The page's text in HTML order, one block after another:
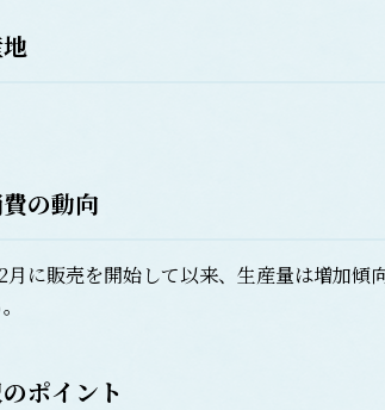
の動向
に販売を開始して以来、生産量は増加傾
ポイント